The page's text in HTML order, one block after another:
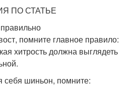
ПО СТАТЬЕ
помните главное правило:
хитрость должна выглядеть
себя шиньон, помните: